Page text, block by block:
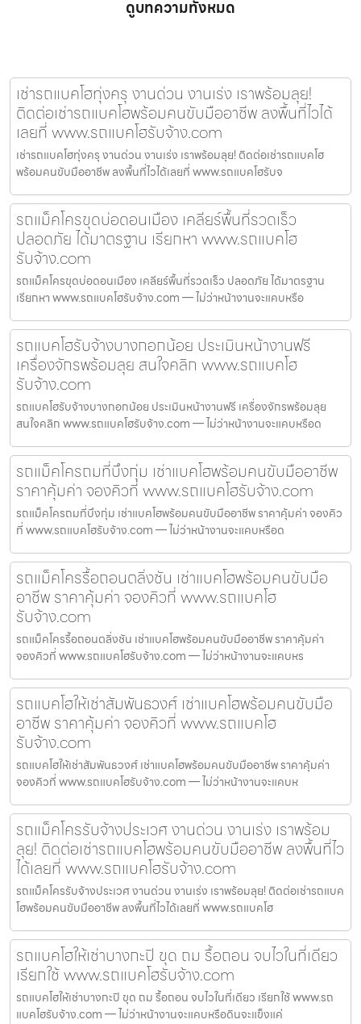
ดูบทความทั้งหมด
เช่ารถแบคโฮทุ่งครุ งานด่วน งานเร่ง เราพร้อมลุย!
ติดต่อเช่ารถแบคโฮพร้อมคนขับมืออาชีพ ลงพื้นที่ไวได้
เลยที่ www.รถแบคโฮรับจ้าง.com
เช่ารถแบคโฮทุ่งครุ งานด่วน งานเร่ง เราพร้อมลุย! ติดต่อเช่ารถแบคโฮ
พร้อมคนขับมืออาชีพ ลงพื้นที่ไวได้เลยที่ www.รถแบคโฮรับจ
รถแม็คโครขุดบ่อดอนเมือง เคลียร์พื้นที่รวดเร็ว
ปลอดภัย ได้มาตรฐาน เรียกหา www.รถแบคโฮ
รับจ้าง.com
รถแม็คโครขุดบ่อดอนเมือง เคลียร์พื้นที่รวดเร็ว ปลอดภัย ได้มาตรฐาน
เรียกหา www.รถแบคโฮรับจ้าง.com — ไม่ว่าหน้างานจะแคบหรือ
รถแบคโฮรับจ้างบางกอกน้อย ประเมินหน้างานฟรี
เครื่องจักรพร้อมลุย สนใจคลิก www.รถแบคโฮ
รับจ้าง.com
รถแบคโฮรับจ้างบางกอกน้อย ประเมินหน้างานฟรี เครื่องจักรพร้อมลุย
สนใจคลิก www.รถแบคโฮรับจ้าง.com — ไม่ว่าหน้างานจะแคบหรือด
รถแม็คโครถมที่บึงกุ่ม เช่าแบคโฮพร้อมคนขับมืออาชีพ
ราคาคุ้มค่า จองคิวที่ www.รถแบคโฮรับจ้าง.com
รถแม็คโครถมที่บึงกุ่ม เช่าแบคโฮพร้อมคนขับมืออาชีพ ราคาคุ้มค่า จองคิว
ที่ www.รถแบคโฮรับจ้าง.com — ไม่ว่าหน้างานจะแคบหรือด
รถแม็คโครรื้อถอนตลิ่งชัน เช่าแบคโฮพร้อมคนขับมือ
อาชีพ ราคาคุ้มค่า จองคิวที่ www.รถแบคโฮ
รับจ้าง.com
รถแม็คโครรื้อถอนตลิ่งชัน เช่าแบคโฮพร้อมคนขับมืออาชีพ ราคาคุ้มค่า
จองคิวที่ www.รถแบคโฮรับจ้าง.com — ไม่ว่าหน้างานจะแคบหร
รถแบคโฮให้เช่าสัมพันธวงศ์ เช่าแบคโฮพร้อมคนขับมือ
อาชีพ ราคาคุ้มค่า จองคิวที่ www.รถแบคโฮ
รับจ้าง.com
รถแบคโฮให้เช่าสัมพันธวงศ์ เช่าแบคโฮพร้อมคนขับมืออาชีพ ราคาคุ้มค่า
จองคิวที่ www.รถแบคโฮรับจ้าง.com — ไม่ว่าหน้างานจะแคบห
รถแม็คโครรับจ้างประเวศ งานด่วน งานเร่ง เราพร้อม
ลุย! ติดต่อเช่ารถแบคโฮพร้อมคนขับมืออาชีพ ลงพื้นที่ไว
ได้เลยที่ www.รถแบคโฮรับจ้าง.com
รถแม็คโครรับจ้างประเวศ งานด่วน งานเร่ง เราพร้อมลุย! ติดต่อเช่ารถแบค
โฮพร้อมคนขับมืออาชีพ ลงพื้นที่ไวได้เลยที่ www.รถแบคโฮ
รถแบคโฮให้เช่าบางกะปิ ขุด ถม รื้อถอน จบไวในที่เดียว
เรียกใช้ www.รถแบคโฮรับจ้าง.com
รถแบคโฮให้เช่าบางกะปิ ขุด ถม รื้อถอน จบไวในที่เดียว เรียกใช้ www.รถ
แบคโฮรับจ้าง.com — ไม่ว่าหน้างานจะแคบหรือดินจะแข็งแค่